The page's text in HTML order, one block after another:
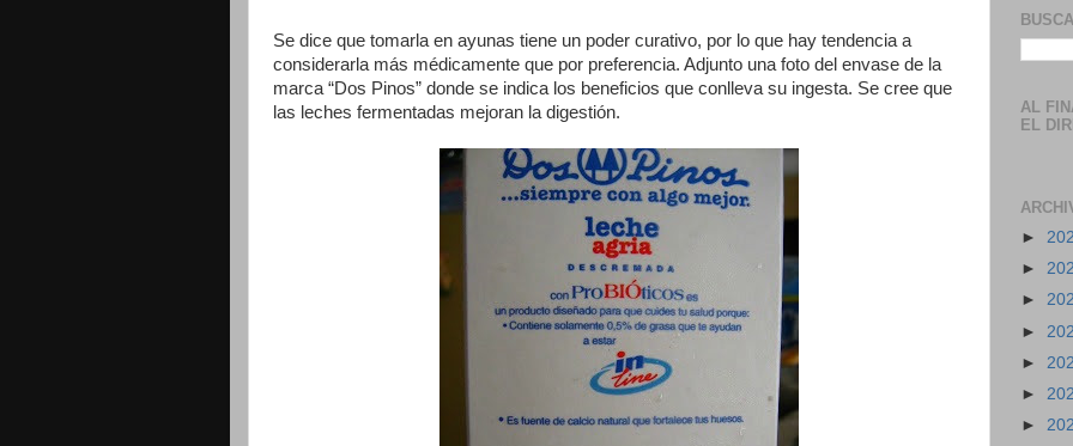
Se dice que tomarla en ayunas tiene un poder curativo, por lo que hay tendencia a
considerarla más médicamente que por preferencia. Adjunto una foto del envase de la
marca “Dos Pinos” donde se indica los beneficios que conlleva su ingesta. Se cree que
las leches fermentadas mejoran la digestión.
AL
EL
►
►
►
►
►
►
►